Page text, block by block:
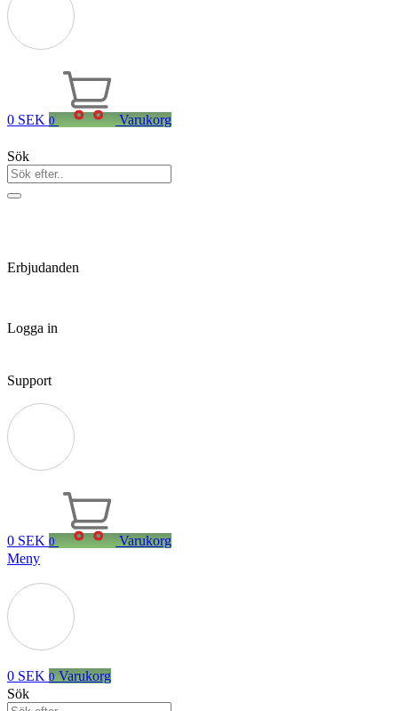
0 SEK 0 Varukorg
Sök
Erbjudanden
Logga in
Support
0 SEK 0
Varukorg
Meny
0 SEK 0 Varukorg
Sök